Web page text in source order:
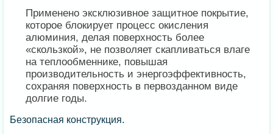
Применено эксклюзивное защитное покрытие,
которое блокирует процесс окисления
алюминия, делая поверхность более
«скользкой», не позволяет скапливаться влаге
на теплообменнике, повышая
производительность и энергоэффективность,
сохраняя поверхность в первозданном виде
долгие годы.
Безопасная конструкция.